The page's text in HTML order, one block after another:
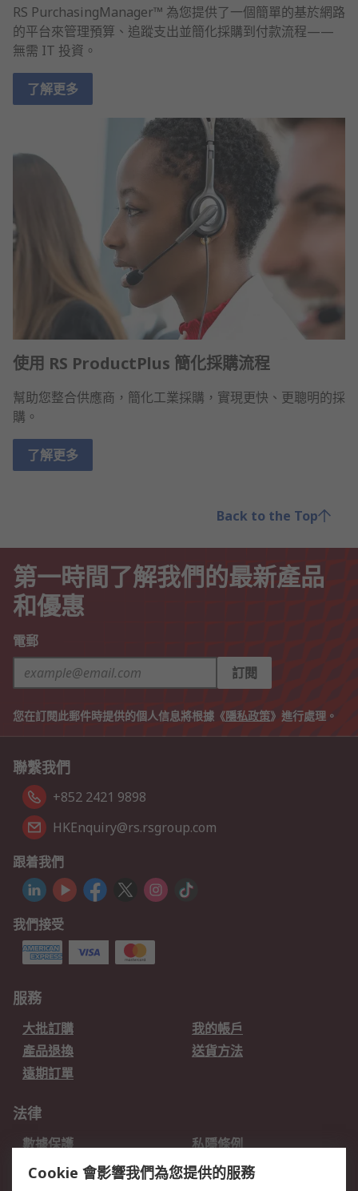
RS PurchasingManager™ 為您提供了一個簡單的基於網路
的平台來管理預算、追蹤支出並簡化採購到付款流程——
無需 IT 投資。
了解更多
使用 RS ProductPlus 簡化採購流程
幫助您整合供應商，簡化工業採購，實現更快、更聰明的採
購。
了解更多
Back to the Top
第一時間了解我們的最新產品
和優惠
電郵
訂閱
您在訂閱此郵件時提供的個人信息將根據《隱私政策》進行處理。
聯繫我們
+852 2421 9898
HKEnquiry@rs.rsgroup.com
跟着我們
我們接受
服務
大批訂購
我的帳戶
產品退換
送貨方法
遠期訂單
法律
數據保護
私隱條例
網站條款
郵件安全
Cookie 會影響我們為您提供的服務